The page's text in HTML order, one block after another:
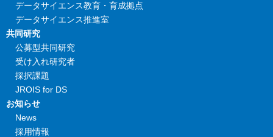
データサイエンス教育・育成拠点
データサイエンス推進室
共同研究
公募型共同研究
受け入れ研究者
採択課題
JROIS for DS
お知らせ
News
採用情報